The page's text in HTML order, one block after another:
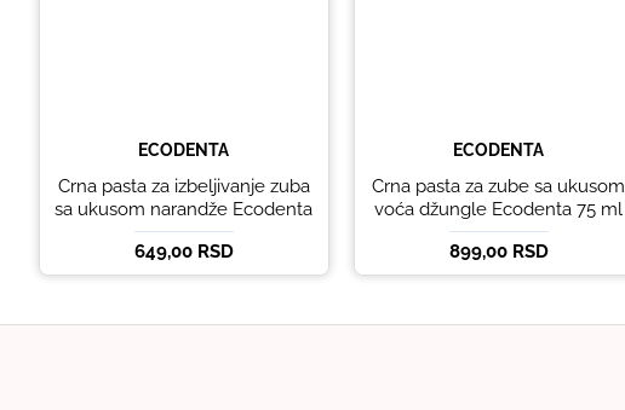
ECODENTA
Crna pasta za izbeljivanje zuba
sa ukusom narandže Ecodenta
100 ml
649,00 RSD
ECODENTA
Crna pasta za zube sa ukusom
voća džungle Ecodenta 75 ml
899,00 RSD